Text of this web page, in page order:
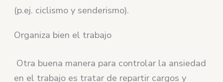
(p.ej. ciclismo y senderismo).
Organiza bien el trabajo
Otra buena manera para controlar la ansiedad
en el trabajo es tratar de repartir cargos y